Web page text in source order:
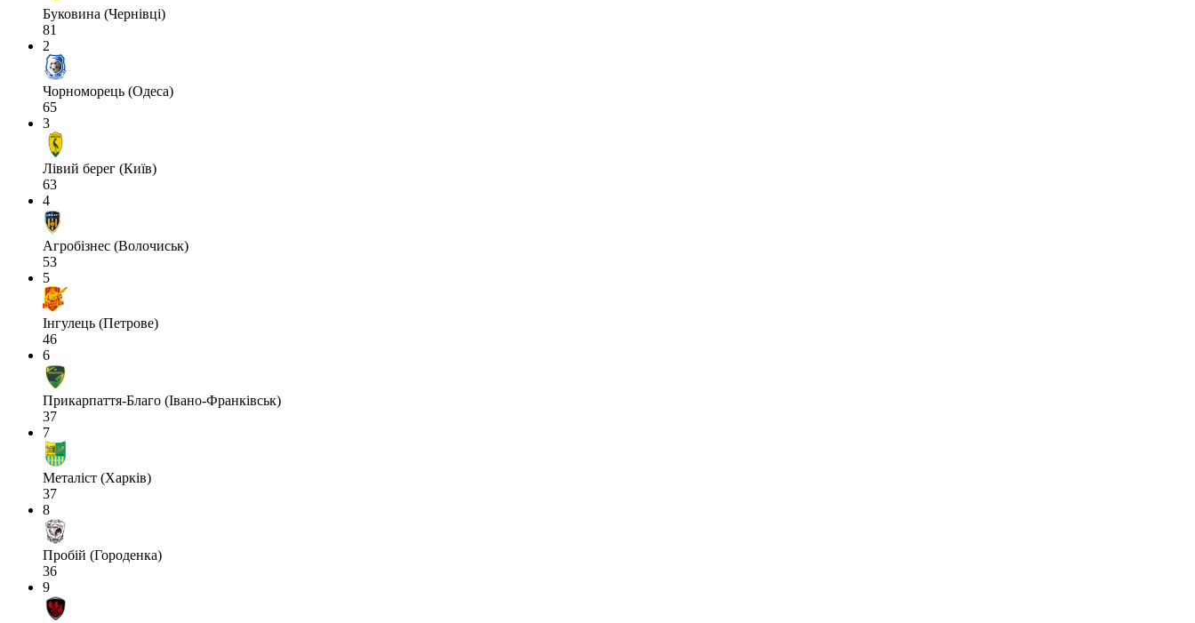
Буковина (Чернівці)
81
2
Чорноморець (Одеса)
65
3
Лівий берег (Київ)
63
4
Агробізнес (Волочиськ)
53
5
Інгулець (Петрове)
46
6
Прикарпаття-Благо (Івано-Франківськ)
37
7
Металіст (Харків)
37
8
Пробій (Городенка)
36
9